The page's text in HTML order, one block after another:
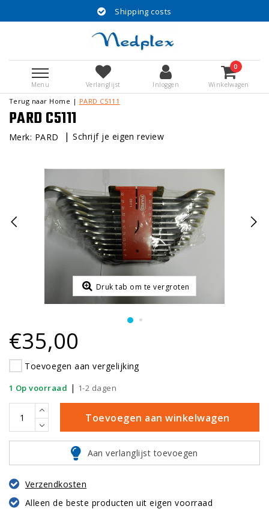
Shipping costs
Menu Verlanglijst Inloggen
0
Winkelwagen
Terug naar Home | PARD C5111
PARD C5111
Merk: PARD |Schrijf je eigen review
Druk tab om te vergroten
€35,00
Toevoegen aan vergelijking
1 Op voorraad | 1-2 dagen
Toevoegen aan winkelwagen
Aan verlanglijst toevoegen
Verzendkosten
Alleen de beste producten uit eigen voorraad